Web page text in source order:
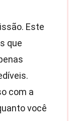
Este
que
com a
você